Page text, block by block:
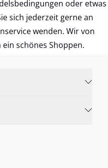
oder etwas
sich jederzeit gerne an
wenden. Wir von
schönes Shoppen.